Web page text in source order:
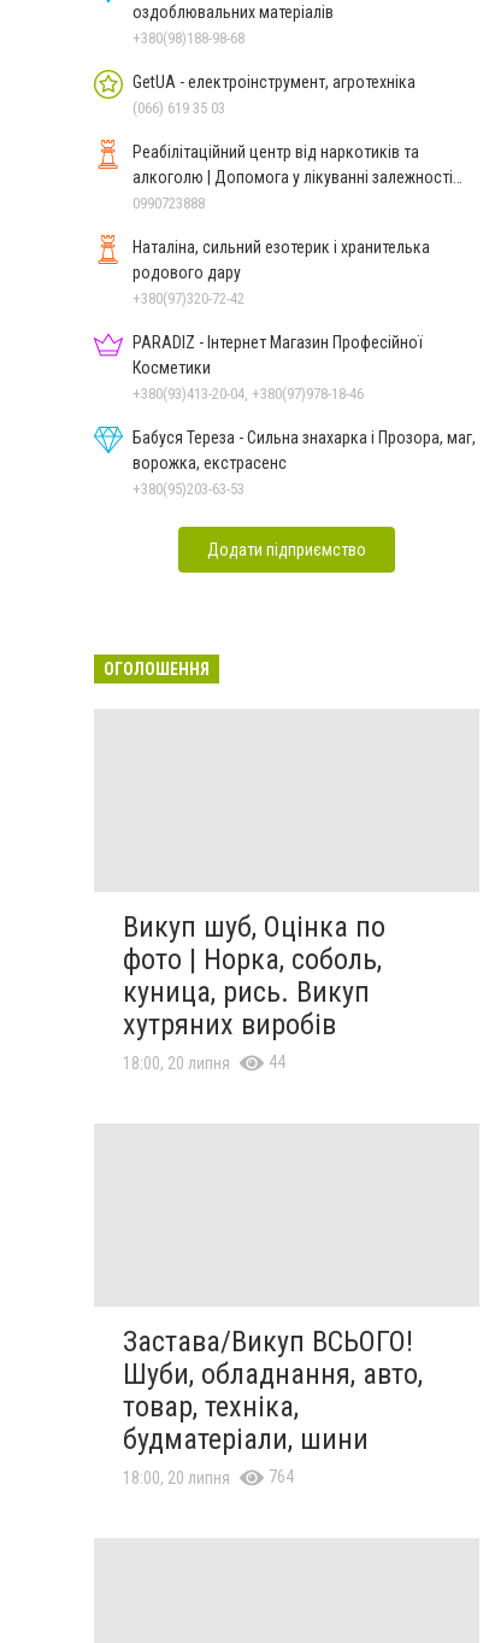
оздоблювальних матеріалів
+380(98)188-98-68
GetUA - електроінструмент, агротехніка
(066) 619 35 03
Реабілітаційний центр від наркотиків та
алкоголю | Допомога у лікуванні залежності
ReaLife
0990723888
Наталіна, сильний езотерик і хранителька
родового дару
+380(97)320-72-42
PARADIZ - Інтернет Магазин Професійної
Косметики
+380(93)413-20-04, +380(97)978-18-46
Бабуся Тереза - Сильна знахарка і Прозора, маг,
ворожка, екстрасенс
+380(95)203-63-53
Додати підприємство
ОГОЛОШЕННЯ
Викуп шуб, Оцінка по
фото | Норка, соболь,
куница, рись. Викуп
хутряних виробів
18:00, 20 липня 44
Застава/Викуп ВСЬОГО!
Шуби, обладнання, авто,
товар, техніка,
будматеріали, шини
18:00, 20 липня 764